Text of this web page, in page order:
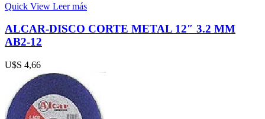
Quick View Leer más
ALCAR-DISCO CORTE METAL 12″ 3.2 MM
AB2-12
U$S 4,66